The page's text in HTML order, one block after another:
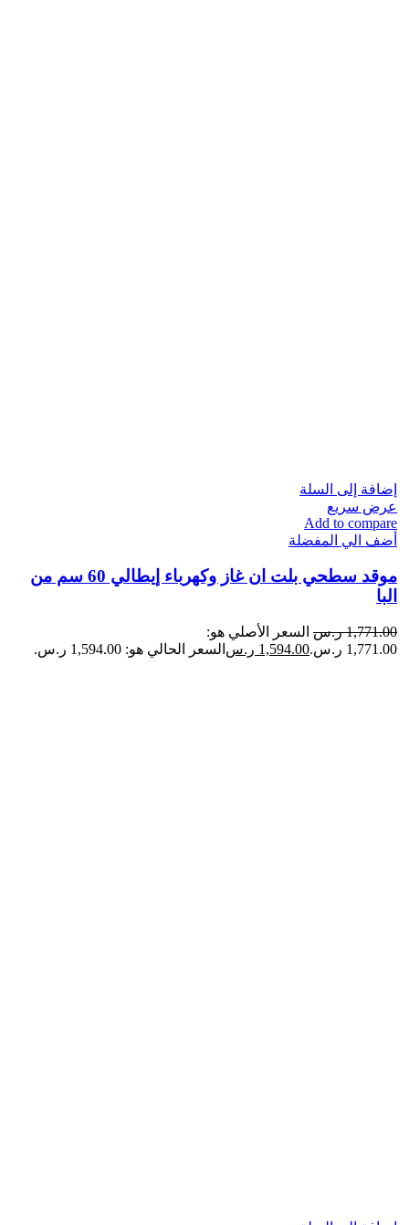
إضافة إلى السلة
عرض سريع
Add to compare
أضف الي المفضلة
موقد سطحي بلت ان غاز وكهرباء إيطالي 60 سم من
البا
1,771.00 ر.س السعر الأصلي هو:
1,771.00 ر.س.
1,594.00 ر.س السعر الحالي هو: 1,594.00 ر.س.